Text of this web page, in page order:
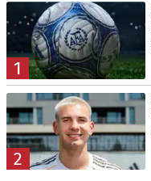
1
2